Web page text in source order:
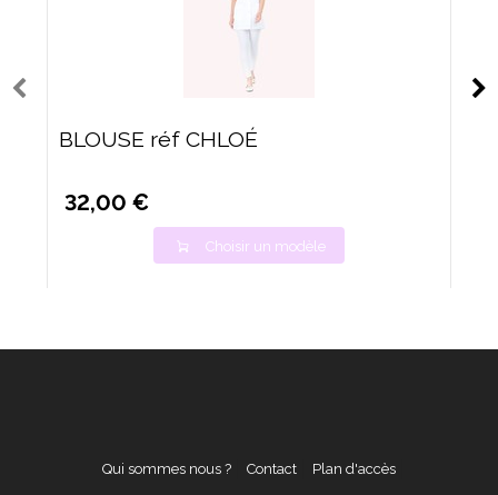
BLOUSE réf CHLOÉ
32,00 €
Choisir un modèle
Qui sommes nous ? Contact Plan d'accès